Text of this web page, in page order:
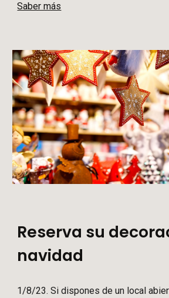
Saber más
Reserva su
navidad
1/8/23. Si dispones de un local